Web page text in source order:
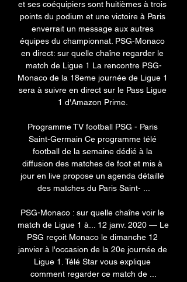
et ses coéquipiers sont huitièmes à trois
points du podium et une victoire à Paris
enverrait un message aux autres
équipes du championnat. PSG-Monaco
en direct: sur quelle chaîne regarder le
match de Ligue 1 La rencontre PSG-
Monaco de la 18eme journée de Ligue 1
sera à suivre en direct sur le Pass Ligue
1 d'Amazon Prime.
Programme TV football PSG - Paris
Saint-Germain Ce programme télé
football de la semaine dédié à la
diffusion des matches de foot et mis à
jour en live propose un agenda détaillé
des matches du Paris Saint- ...
PSG-Monaco : sur quelle chaîne voir le
match de Ligue 1 à... 12 janv. 2020 — Le
PSG reçoit Monaco le dimanche 12
janvier à l'occasion de la 20e journée de
Ligue 1. Télé Star vous explique
comment regarder ce match de ...